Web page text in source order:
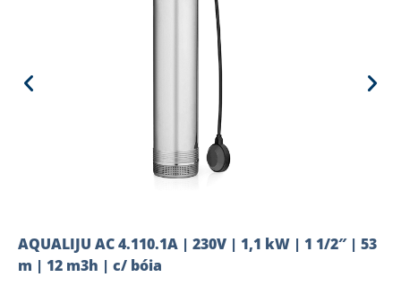
AQUALIJU AC 4.110.1A | 230V | 1,1 kW | 1 1/2″ | 53
m | 12 m3h | c/ bóia